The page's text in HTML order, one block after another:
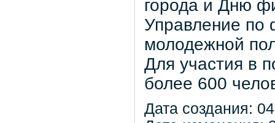
города и Дню
Управление по
молодежной
Для участия в
более 600
Дата создания: